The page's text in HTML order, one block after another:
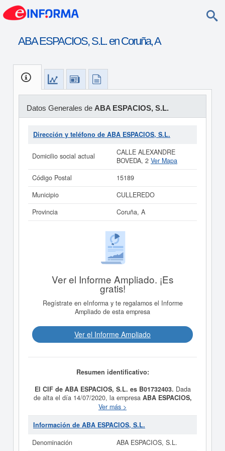
ABA ESPACIOS, S.L. en Coruña, A
Datos Generales de ABA ESPACIOS, S.L.
Dirección y teléfono de ABA ESPACIOS, S.L.
Domicilio social actual
CALLE ALEXANDRE
BOVEDA, 2 Ver Mapa
Código Postal
15189
Municipio
CULLEREDO
Provincia
Coruña, A
Ver el Informe Ampliado. ¡Es
gratis!
Regístrate en eInforma y te regalamos el Informe
Ampliado de esta empresa
Ver el Informe Ampliado
Resumen identificativo:
El CIF de ABA ESPACIOS, S.L. es B01732403. Dada
de alta el día 14/07/2020, la empresa ABA ESPACIOS,
tiene como propósito La sociedad tiene por objeto
la construcción, promoción y arrendamiento de toda
clase de edificaciones, así como la adquisición,
fincas, rústicas o urbanas, así corno el proyecto,
realización, comercialización y conservación de
Ver más >
Información de ABA ESPACIOS, S.L.
Denominación
ABA ESPACIOS, S.L.